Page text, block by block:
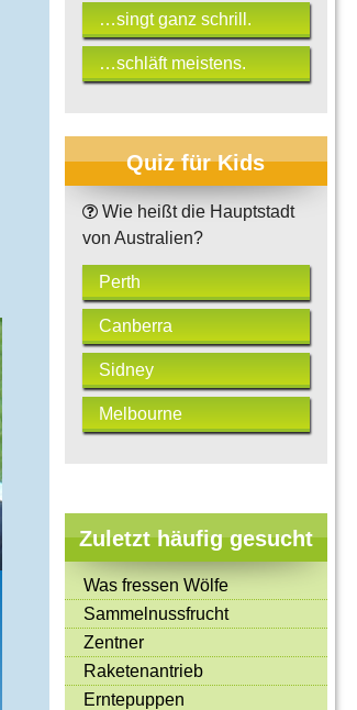
…singt ganz schrill.
…schläft meistens.
Quiz für Kids
Wie heißt die Hauptstadt
von Australien?
Perth
Canberra
Sidney
Melbourne
Zuletzt häufig gesucht
Was fressen Wölfe
Sammelnussfrucht
Zentner
Raketenantrieb
Erntepuppen